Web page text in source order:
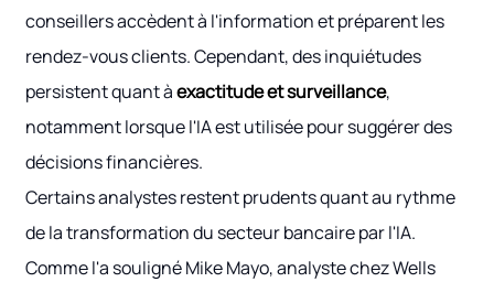
conseillers accèdent à l'information et préparent les
rendez-vous clients. Cependant, des inquiétudes
persistent quant àexactitude et surveillance,
notamment lorsque l'IA est utilisée pour suggérer des
décisions financières.
Certains analystes restent prudents quant au rythme
de la transformation du secteur bancaire par l'IA.
Comme l'a souligné Mike Mayo, analyste chez Wells